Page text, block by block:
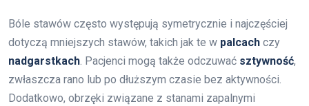
Bóle stawów często występują symetrycznie i najczęściej
dotyczą mniejszych stawów, takich jak te w palcach czy
nadgarstkach. Pacjenci mogą także odczuwać sztywność,
zwłaszcza rano lub po dłuższym czasie bez aktywności.
Dodatkowo, obrzęki związane z stanami zapalnymi